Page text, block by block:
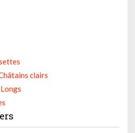
clairs
Longs